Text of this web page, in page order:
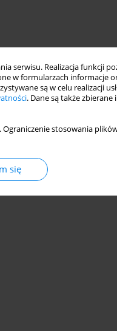
serwisu. Realizacja funkcji
w formularzach informacje
są w celu realizacji
. Dane są także
stosowania
się